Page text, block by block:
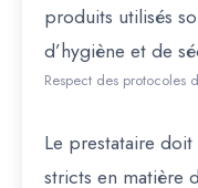
produits utilisés
d’hygiène et de
Respect des protocoles
Le prestataire
stricts en matière